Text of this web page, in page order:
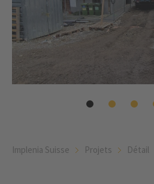
Implenia Suisse Projets Détail